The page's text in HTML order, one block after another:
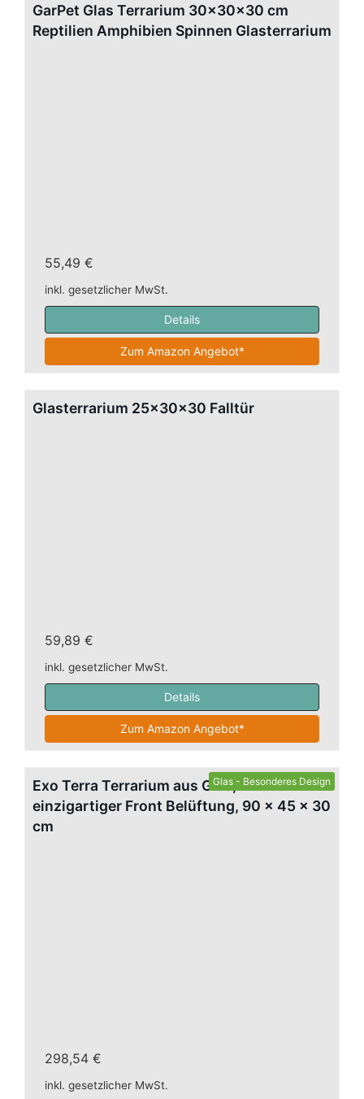
GarPet Glas Terrarium 30x30x30 cm
Reptilien Amphibien Spinnen Glasterrarium
55,49 €
inkl. gesetzlicher MwSt.
Details
Zum Amazon Angebot*
Glasterrarium 25x30x30 Falltür
59,89 €
inkl. gesetzlicher MwSt.
Details
Zum Amazon Angebot*
Glas - Besonderes Design
Exo Terra Terrarium aus Glas, mit
einzigartiger Front Belüftung, 90 x 45 x 30
cm
298,54 €
inkl. gesetzlicher MwSt.